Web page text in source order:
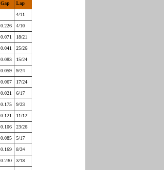
Gap Lap
4/11
0.226 4/10
0.071 18/21
0.041 25/26
0.083 15/24
0.059 9/24
0.067 17/24
0.021 6/17
0.175 9/23
0.121 11/12
0.106 23/26
0.085 5/17
0.169 8/24
0.230 3/18